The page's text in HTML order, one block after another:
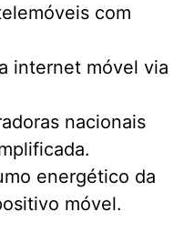
com
internet móvel via
nacionais
energético da
móvel.